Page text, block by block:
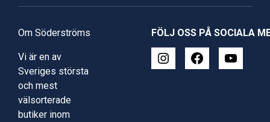
Om Söderströms
Vi är en av
Sveriges största
och mest
välsorterade
butiker inom
FÖLJ OSS PÅ SOCIALA